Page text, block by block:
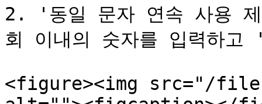
2. '동일 문자 연속 사용
회 이내의 숫자를 입력하
<figure><img src="/files/